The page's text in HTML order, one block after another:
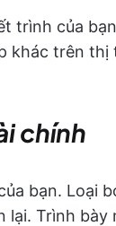
trình của
khác trên
chính
bạn. Loại
lại. Trình